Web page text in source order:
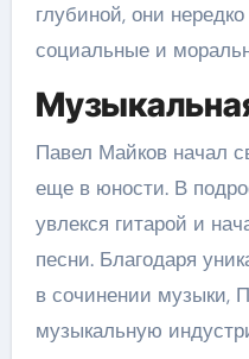
глубиной, они
социальные и
Павел Майков начал
еще в юности. В
увлекся гитарой и
песни. Благодаря
в сочинении музыки,
музыкальную